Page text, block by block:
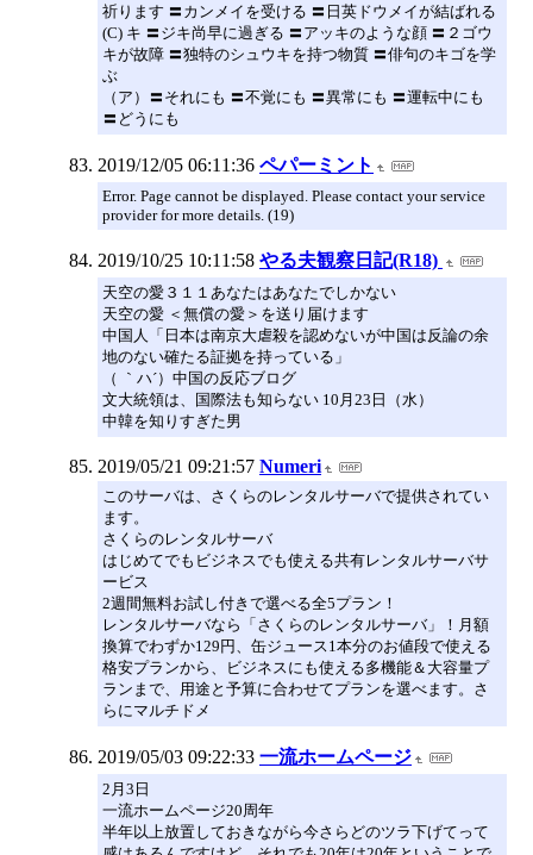
祈ります 〓カンメイを受ける 〓日英ドウメイが結ばれる
(C) キ 〓ジキ尚早に過ぎる 〓アッキのような顔 〓２ゴウ
キが故障 〓独特のシュウキを持つ物質 〓俳句のキゴを学
ぶ
（ア）〓それにも 〓不覚にも 〓異常にも 〓運転中にも
〓どうにも
2019/12/05 06:11:36 ペパーミント
Error. Page cannot be displayed. Please contact your service
provider for more details. (19)
2019/10/25 10:11:58 やる夫観察日記(R18)
天空の愛３１１あなたはあなたでしかない
天空の愛 ＜無償の愛＞を送り届けます
中国人「日本は南京大虐殺を認めないが中国は反論の余
地のない確たる証拠を持っている」
（ ｀ハ´）中国の反応ブログ
文大統領は、国際法も知らない 10月23日（水）
中韓を知りすぎた男
2019/05/21 09:21:57 Numeri
このサーバは、さくらのレンタルサーバで提供されてい
ます。
さくらのレンタルサーバ
はじめてでもビジネスでも使える共有レンタルサーバサ
ービス
2週間無料お試し付きで選べる全5プラン！
レンタルサーバなら「さくらのレンタルサーバ」！月額
換算でわずか129円、缶ジュース1本分のお値段で使える
格安プランから、ビジネスにも使える多機能＆大容量プ
ランまで、用途と予算に合わせてプランを選べます。さ
らにマルチドメ
2019/05/03 09:22:33 一流ホームページ
2月3日
一流ホームページ20周年
半年以上放置しておきながら今さらどのツラ下げてって